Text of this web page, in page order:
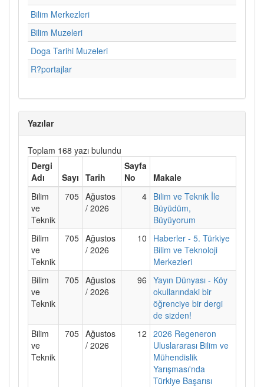
Bilim Merkezleri
Bilim Muzeleri
Doga Tarihi Muzeleri
R?portajlar
Yazılar
Toplam 168 yazı bulundu
Dergi
Adı
Sayı Tarih
Sayfa
No
Makale
Bilim
ve
Teknik
705 Ağustos
/ 2026
4 Bilim ve Teknik İle
Büyüdüm,
Büyüyorum
Bilim
ve
Teknik
705 Ağustos
/ 2026
10
Haberler - 5. Türkiye
Bilim ve Teknoloji
Merkezleri
Bilim
ve
Teknik
705 Ağustos
/ 2026
96 Yayın Dünyası - Köy
okullarındaki bir
öğrenciye bir dergi
de sizden!
Bilim
ve
Teknik
705 Ağustos
/ 2026
12 2026 Regeneron
Uluslararası Bilim ve
Mühendislik
Yarışması'nda
Türkiye Başarısı